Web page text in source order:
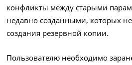
конфликты между старыми
недавно созданными, которых
создания резервной копии.
Пользователю необходимо